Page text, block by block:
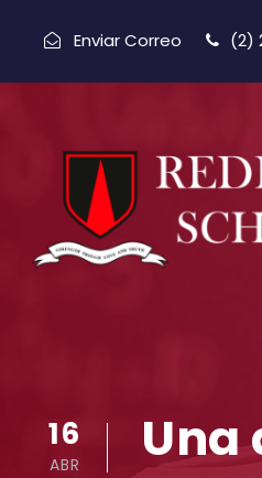
Enviar Correo (2)
16
ABR Una